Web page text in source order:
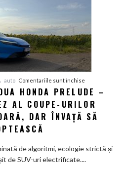
auto Comentariile sunt închise
Test
Drive:
Noua
HONDA PRELUDE –
AL COUPE-URILOR
DAR ÎNVAȚĂ SĂ
de algoritmi, ecologie strictă și
de SUV-uri electrificate....